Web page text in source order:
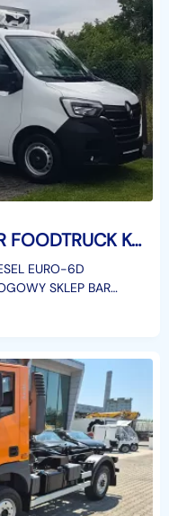
Renault Master SKLEP BAR FOODTRUCK KONTENER NISKOPODŁOGOWY KLIMA AUTOSKLEP AGREGA
EURO-6D
SKLEP BAR
MANUAL DMC: